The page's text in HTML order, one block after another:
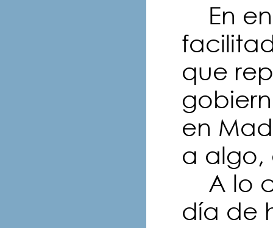
En
que
en
a algo,
A lo
día de